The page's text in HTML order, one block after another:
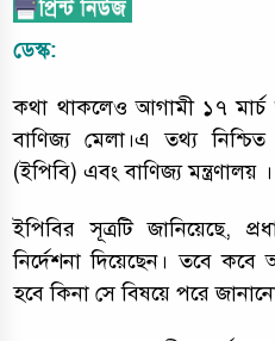
ডেস্ক:
কথা থাকলেও আগামী ১৭ মার্চ
বাণিজ্য মেলা।এ তথ্য
(ইপিবি) এবং বাণিজ্য মন্ত্রণালয় ।
ইপিবির সূত্রটি জানিয়েছে,
নির্দেশনা দিয়েছেন। তবে
হবে কিনা সে বিষয়ে পরে